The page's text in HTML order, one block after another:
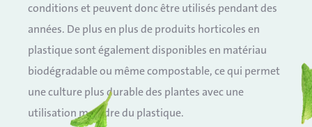
conditions et peuvent donc être utilisés pendant des
années. De plus en plus de produits horticoles en
plastique sont également disponibles en matériau
biodégradable ou même compostable, cequi permet
une culture plus durable des plantes avec une
utilisation moindre du plastique.